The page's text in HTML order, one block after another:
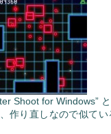
Shoot for Windows”
作り直しなので似て